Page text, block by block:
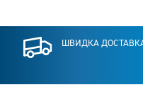
ШВИДКА